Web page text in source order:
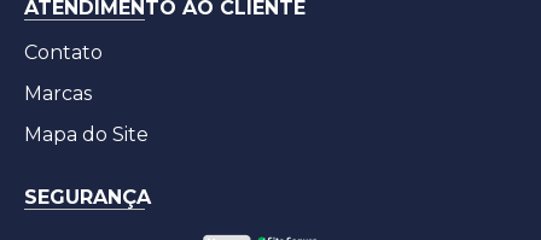
ATENDIMENTO AO CLIENTE
Contato
Marcas
Mapa do Site
SEGURANÇA